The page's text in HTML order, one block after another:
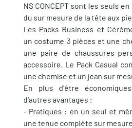
NS CONCEPT sont les seuls
du sur mesure de la tête aux
Les Packs Business et
un costume 3 pièces et une
une paire de chaussures
accessoire. Le Pack Casual
une chemise et un jean sur
En plus d'être
d'autres avantages :
- Pratiques : en un seul et
une tenue complète sur